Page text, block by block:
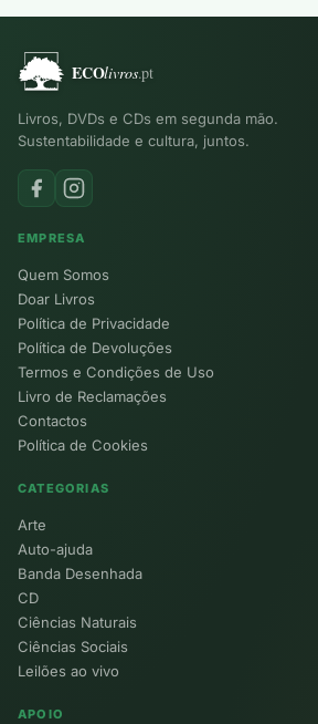
Livros, DVDs e CDs em segunda mão.
Sustentabilidade e cultura, juntos.
EMPRESA
Quem Somos
Doar Livros
Política de Privacidade
Política de Devoluções
Termos e Condições de Uso
Livro de Reclamações
Contactos
Política de Cookies
CATEGORIAS
Arte
Auto-ajuda
Banda Desenhada
CD
Ciências Naturais
Ciências Sociais
Leilões ao vivo
APOIO